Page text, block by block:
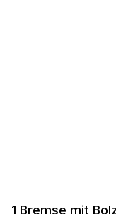
1 Bremse mit